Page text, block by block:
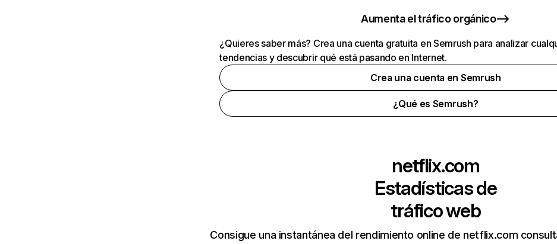
Aumenta el tráfico orgánico
¿Quieres saber más? Crea una cuenta gratuita en Semrush para analizar
tendencias y descubrir qué está pasando en Internet.
Crea una cuenta en Semrush
¿Qué es Semrush?
netflix.com
Estadísticas de
tráfico web
Consigue una instantánea del rendimiento online de netflix.com